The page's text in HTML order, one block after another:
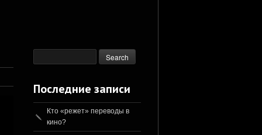
Последние записи
Кто «режет» переводы в
кино?